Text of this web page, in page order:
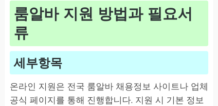
룸알바 지원 방법과 필요서
류
세부항목
온라인 지원은 전국 룸알바 채용정보 사이트나 업체
공식 페이지를 통해 진행합니다. 지원 시 기본 정보